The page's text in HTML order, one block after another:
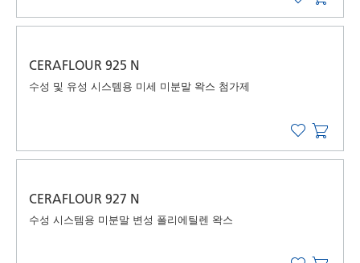
CERAFLOUR 925 N
수성 및 유성 시스템용 미세 미분말 왁스 첨가제
CERAFLOUR 927 N
수성 시스템용 미분말 변성 폴리에틸렌 왁스